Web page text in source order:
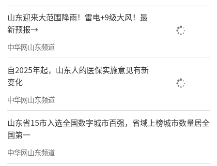
山东迎来大范围降雨！雷电+9级大风！最
新预报→
中华网山东频道
自2025年起，山东人的医保实施意见有新
变化
中华网山东频道
山东省15市入选全国数字城市百强，省域上榜城市数量居全
国第一
中华网山东频道